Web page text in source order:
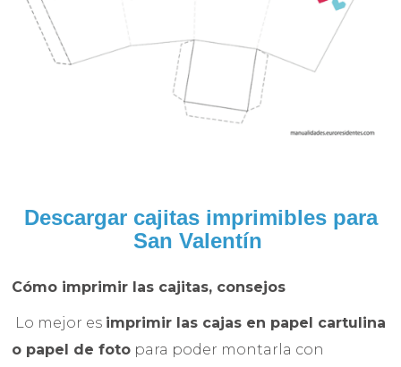
Descargar cajitas imprimibles para
San Valentín
Cómo imprimir las cajitas, consejos
Lo mejor es imprimir las cajas en papel cartulina
o papel de foto para poder montarla con